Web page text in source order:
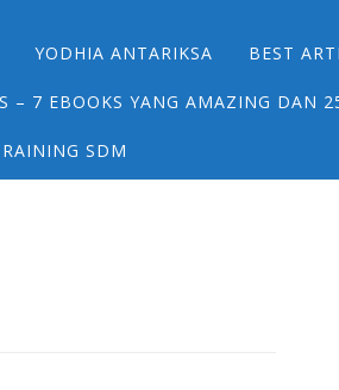
menu
YODHIA ANTARIKSA BEST
– 7 EBOOKS YANG AMAZING DAN
SDM